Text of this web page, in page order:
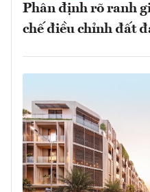
Phân định rõ ranh
chế điều chỉnh đất